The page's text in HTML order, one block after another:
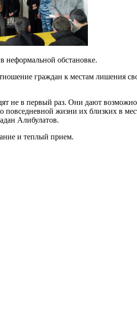
неформальной обстановке.
граждан к местам ли­шения
не в первый раз. Они дают
повседневной жизни их близ­ких в
Алибулатов.
и теплый прием.